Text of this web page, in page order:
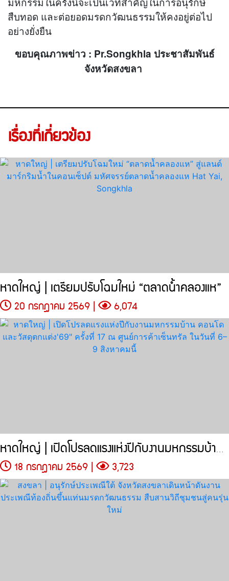
สืบทอด และต่อยอดมรดกวัฒนธรรมให้คงอยู่ต่อไป
อย่างยั่งยืน
ขอบคุณภาพข่าว : Pr.Songkhla ประชาสัมพันธ์
จังหวัดสงขลา
เรื่องที่เกี่ยวข้อง
หาดใหญ่ | เตรียมปรับโฉมใหม่ “ตลาดน้ำคลองแห”
20 กรกฎาคม 2569 | 6,074
หาดใหญ่ | เปิดโปรลดแรงแห่งปีกับงานมหกรรมบ้าน คอนโด
18 กรกฎาคม 2569 | 3,723